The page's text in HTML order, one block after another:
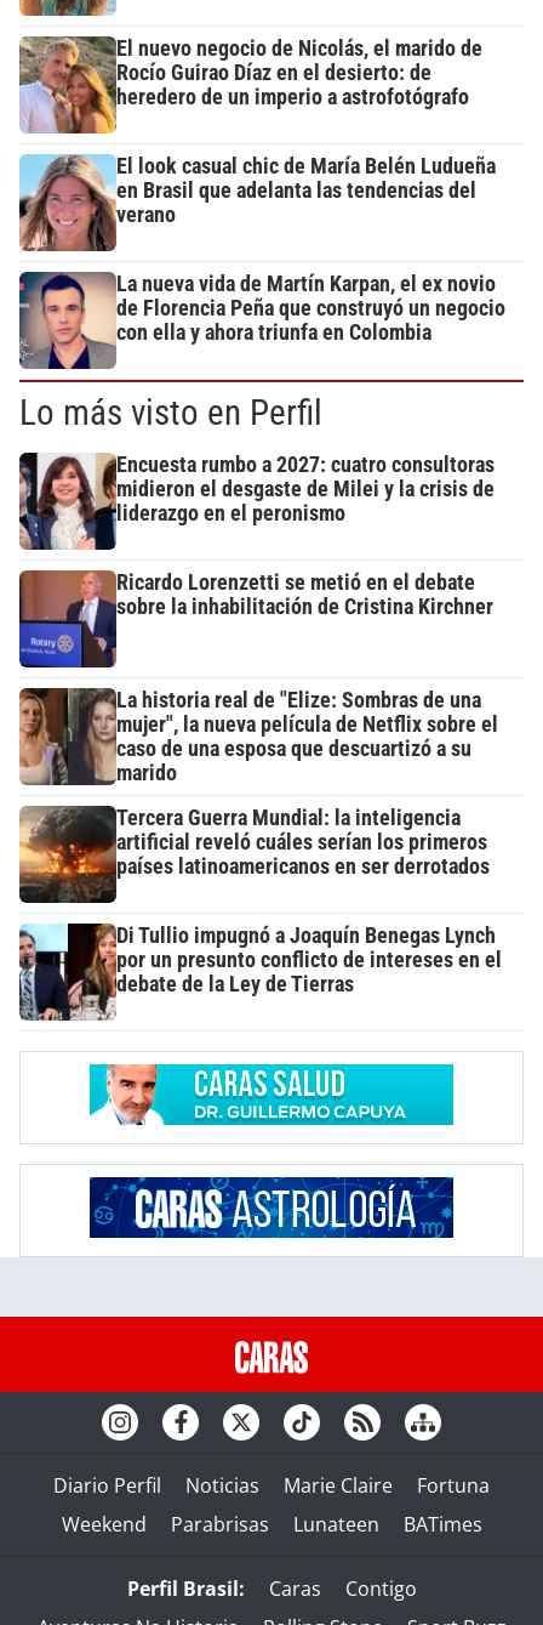
El nuevo negocio de Nicolás, el marido de
Rocío Guirao Díaz en el desierto: de
heredero de un imperio a astrofotógrafo
El look casual chic de María Belén Ludueña
en Brasil que adelanta las tendencias del
verano
La nueva vida de Martín Karpan, el ex novio
de Florencia Peña que construyó un negocio
con ella y ahora triunfa en Colombia
Lo más visto en Perfil
Encuesta rumbo a 2027: cuatro consultoras
midieron el desgaste de Milei y la crisis de
liderazgo en el peronismo
Ricardo Lorenzetti se metió en el debate
sobre la inhabilitación de Cristina Kirchner
La historia real de "Elize: Sombras de una
mujer", la nueva película de Netflix sobre el
caso de una esposa que descuartizó a su
marido
Tercera Guerra Mundial: la inteligencia
artificial reveló cuáles serían los primeros
países latinoamericanos en ser derrotados
Di Tullio impugnó a Joaquín Benegas Lynch
por un presunto conflicto de intereses en el
debate de la Ley de Tierras
Diario Perfil Noticias Marie Claire
Fortuna
Weekend
Parabrisas Lunateen BATimes
Perfil Brasil: Caras
Contigo